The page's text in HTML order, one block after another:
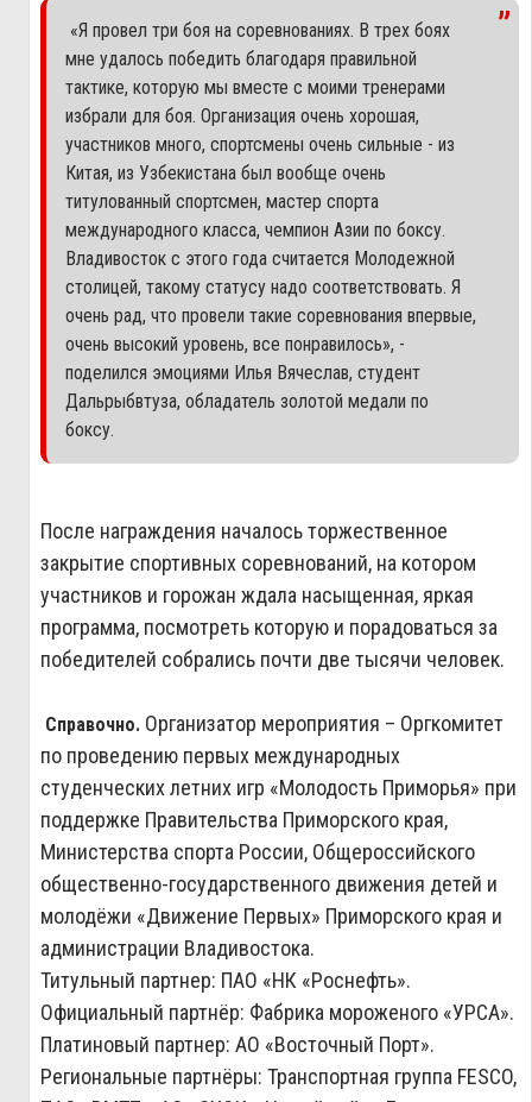
«Я провел три боя на соревнованиях. В трех боях
мне удалось победить благодаря правильной
тактике, которую мы вместе с моими тренерами
избрали для боя. Организация очень хорошая,
участников много, спортсмены очень сильные - из
Китая, из Узбекистана был вообще очень
титулованный спортсмен, мастер спорта
международного класса, чемпион Азии по боксу.
Владивосток с этого года считается Молодежной
столицей, такому статусу надо соответствовать. Я
очень рад, что провели такие соревнования впервые,
очень высокий уровень, все понравилось», -
поделился эмоциями Илья Вячеслав, студент
Дальрыбвтуза, обладатель золотой медали по
боксу.
После награждения началось торжественное
закрытие спортивных соревнований, на котором
участников и горожан ждала насыщенная, яркая
программа, посмотреть которую и порадоваться за
победителей собрались почти две тысячи человек.
Справочно. Организатор мероприятия – Оргкомитет
по проведению первых международных
студенческих летних игр «Молодость Приморья» при
поддержке Правительства Приморского края,
Министерства спорта России, Общероссийского
общественно-государственного движения детей и
молодёжи «Движение Первых» Приморского края и
администрации Владивостока.
Титульный партнер: ПАО «НК «Роснефть».
Официальный партнёр: Фабрика мороженого «УРСА».
Платиновый партнер: АО «Восточный Порт».
Региональные партнёры: Транспортная группа FESCO,